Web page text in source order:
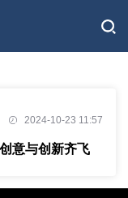
2024-10-23 11:57
意与创新齐飞